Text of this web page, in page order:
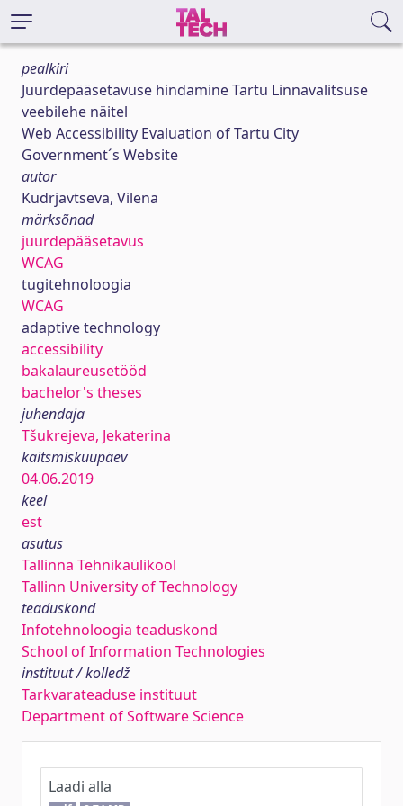
pealkiri
Juurdepääsetavuse hindamine Tartu Linnavalitsuse
veebilehe näitel
Web Accessibility Evaluation of Tartu City
Government´s Website
autor
Kudrjavtseva, Vilena
märksõnad
juurdepääsetavus
WCAG
tugitehnoloogia
WCAG
adaptive technology
accessibility
bakalaureusetööd
bachelor's theses
juhendaja
Tšukrejeva, Jekaterina
kaitsmiskuupäev
04.06.2019
keel
est
asutus
Tallinna Tehnikaülikool
Tallinn University of Technology
teaduskond
Infotehnoloogia teaduskond
School of Information Technologies
instituut / kolledž
Tarkvarateaduse instituut
Department of Software Science
Laadi alla